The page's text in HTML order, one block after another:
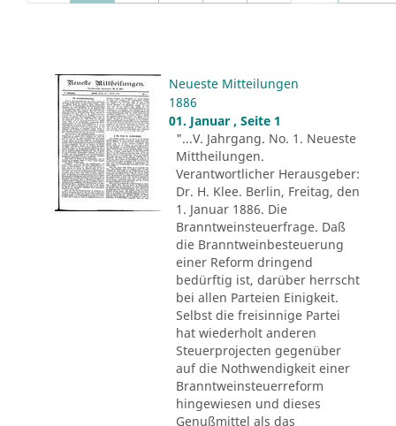
Neueste Mitteilungen
1886
01. Januar , Seite 1
"...V. Jahrgang. No. 1. Neueste
Mittheilungen.
Verantwortlicher Herausgeber:
Dr. H. Klee. Berlin, Freitag, den
1. Januar 1886. Die
Branntweinsteuerfrage. Daß
die Branntweinbesteuerung
einer Reform dringend
bedürftig ist, darüber herrscht
bei allen Parteien Einigkeit.
Selbst die freisinnige Partei
hat wiederholt anderen
Steuerprojecten gegenüber
auf die Nothwendigkeit einer
Branntweinsteuerreform
hingewiesen und dieses
Genußmittel als das